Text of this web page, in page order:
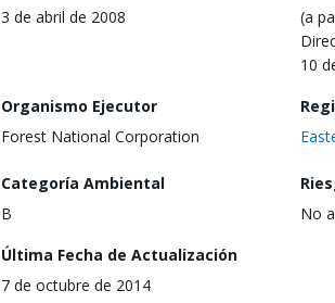
3 de abril de 2008
(a
10
Organismo Ejecutor
Forest National Corporation
Categoría Ambiental
B
No
Última Fecha de Actualización
7 de octubre de 2014